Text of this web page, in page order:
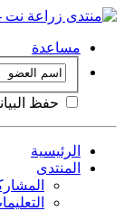
مساعدة
حفظ
الرئيسية
المنتدى